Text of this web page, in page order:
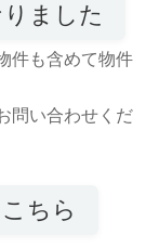
ました
件も含めて物件
問い合わせくだ
ちら